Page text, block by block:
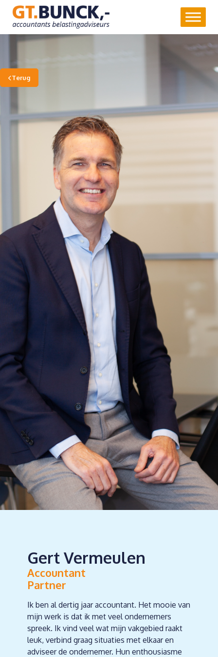
&
Terug
Gert Vermeulen
Accountant
Partner
Ik ben al dertig jaar accountant. Het mooie van
mijn werk is dat ik met veel ondernemers
spreek. Ik vind veel wat mijn vakgebied raakt
leuk, verbind graag situaties met elkaar en
adviseer de ondernemer. Hun enthousiasme